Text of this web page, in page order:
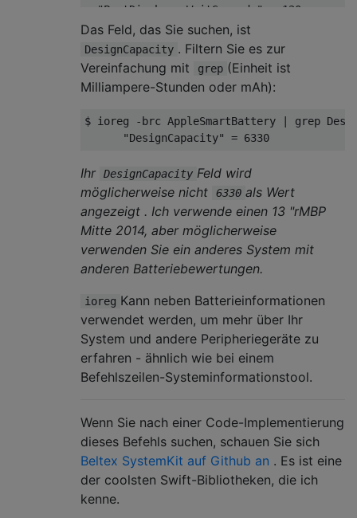
  "PostDischargeWaitSeconds" = 120
  "Temperature" = 3096
  "UserVisiblePathUpdated" = 1464849490
  "InstantAmperage" = 0
"ManufacturerData" =
  "MaxErr" = 1
  "DeviceName" = "bq20z451"
"IOGeneralInterest" = "IOCommand is not
  "IsCharging" = No
  "DesignCycleCount9C" = 1000
  "PostChargeWaitSeconds" = 120
  "AvgTimeToEmpty" = 65535
Das Feld, das Sie suchen, ist
DesignCapacity . Filtern Sie es zur
Vereinfachung mit
grep (Einheit ist
Milliampere-Stunden oder mAh):
$ ioreg -brc AppleSmartBattery | grep
Ihr DesignCapacity Feld wird
möglicherweise nicht
6330 als Wert
angezeigt . Ich verwende einen 13 "rMBP
Mitte 2014, aber möglicherweise
verwenden Sie ein anderes System mit
anderen Batteriebewertungen.
ioreg Kann neben Batterieinformationen
verwendet werden, um mehr über Ihr
System und andere Peripheriegeräte zu
erfahren - ähnlich wie bei einem
Befehlszeilen-Systeminformationstool.
Wenn Sie nach einer Code-Implementierung
dieses Befehls suchen, schauen Sie sich
Beltex SystemKit auf Github an . Es ist eine
der coolsten Swift-Bibliotheken, die ich
kenne.